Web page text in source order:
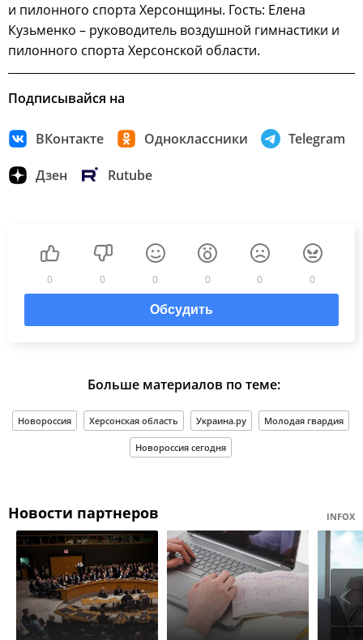
и пилонного спорта Херсонщины. Гость: Елена
Кузьменко – руководитель воздушной гимнастики и
пилонного спорта Херсонской области.
Подписывайся на
ВКонтакте Одноклассники Telegram
Дзен Rutube
0 0 0 0 0 0
Обсудить
Больше материалов по теме:
Новороссия Херсонская область Украина.ру Молодая гвардия
Новороссия сегодня
Новости партнеров INFOX